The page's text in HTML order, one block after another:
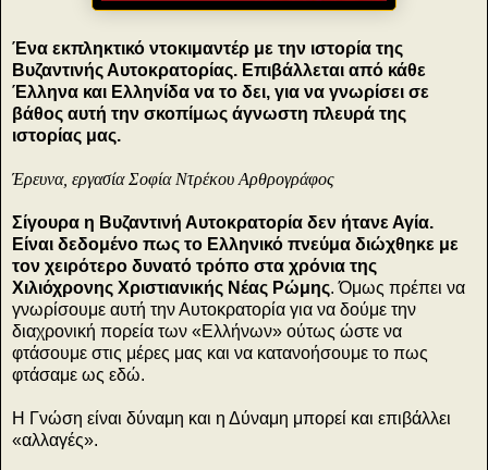
Ένα εκπληκτικό ντοκιμαντέρ με την ιστορία της
Βυζαντινής Αυτοκρατορίας. Επιβάλλεται από κάθε
Έλληνα και Ελληνίδα να το δει, για να γνωρίσει σε
βάθος αυτή την σκοπίμως άγνωστη πλευρά της
ιστορίας μας.
Έρευνα, εργασία Σοφία Ντρέκου Αρθρογράφος
Σίγουρα η Βυζαντινή Αυτοκρατορία δεν ήτανε Αγία.
Είναι δεδομένο πως το Ελληνικό πνεύμα διώχθηκε με
τον χειρότερο δυνατό τρόπο στα χρόνια της
Χιλιόχρονης Χριστιανικής Νέας Ρώμης. Όμως πρέπει να
γνωρίσουμε αυτή την Αυτοκρατορία για να δούμε την
διαχρονική πορεία των «Ελλήνων» ούτως ώστε να
φτάσουμε στις μέρες μας και να κατανοήσουμε το πως
φτάσαμε ως εδώ.
Η Γνώση είναι δύναμη και η Δύναμη μπορεί και επιβάλλει
«αλλαγές».